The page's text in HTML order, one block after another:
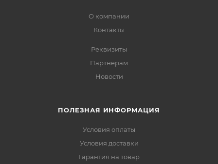
О компании
Контакты
Реквизиты
Партнерам
Новости
ПОЛЕЗНАЯ ИНФОРМАЦИЯ
Условия оплаты
Условия доставки
Гарантия на товар